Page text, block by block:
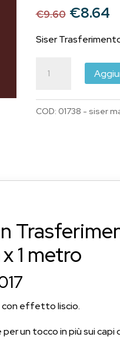
€9.60 Il
era:
€9.60.
€8.64Il
Siser
Trasferimento
Termico
Liscio
metro
quantità
COD: 01738 - siser
1 metro
effetto liscio.
un tocco in più sui